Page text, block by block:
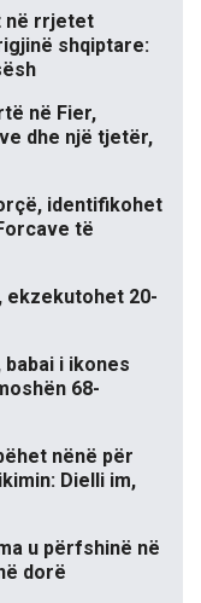
në rrjetet
shqiptare:
në Fier,
dhe një tjetër,
identifikohet
të
ekzekutohet 20-
i ikones
68-
nënë për
Dielli im,
u përfshinë në
dorë